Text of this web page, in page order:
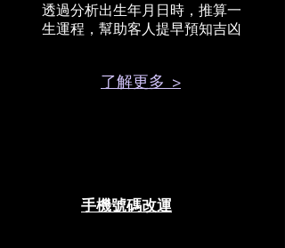
透過分析出生年月日時，推算一
生運程，幫助客人提早預知吉凶
了解更多 >
手機號碼改運